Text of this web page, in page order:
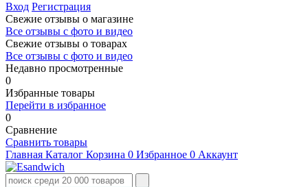
Вход Регистрация
Свежие отзывы о магазине
Все отзывы с фото и видео
Свежие отзывы о товарах
Все отзывы c фото и видео
Недавно просмотренные
0
Избранные товары
Перейти в избранное
0
Сравнение
Сравнить товары
Главная Каталог Корзина 0 Избранное 0 Аккаунт